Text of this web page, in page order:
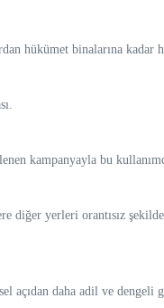
hükümet binalarına kadar
kampanyayla bu
yerleri orantısız
açıdan daha adil ve